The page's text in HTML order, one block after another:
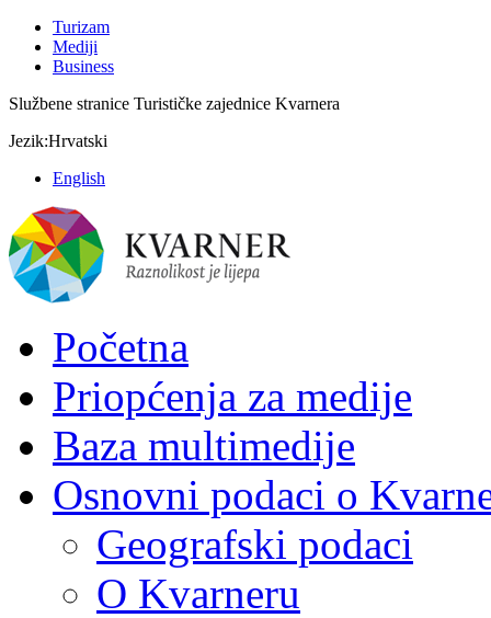
Turizam
Mediji
Business
Službene stranice Turističke zajednice Kvarnera
Jezik:Hrvatski
English
Početna
Priopćenja za medije
Baza multimedije
Osnovni podaci o
Geografski podaci
O Kvarneru